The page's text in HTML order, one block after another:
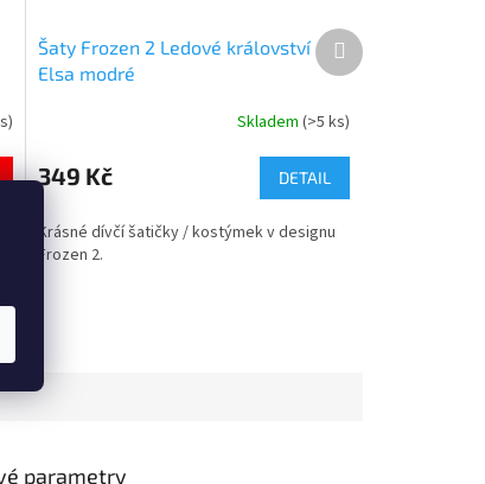
Šaty Frozen 2 Ledové království
Elsa modré
produktu
je
z
5
Skladem(>5 ks)
349 Kč DETAIL
Krásné dívčí šatičky / kostýmek v designu
Frozen 2.
Další
produkt
parametry